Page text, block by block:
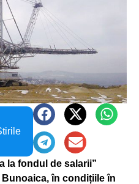
la fondul de salarii”
în condițiile în